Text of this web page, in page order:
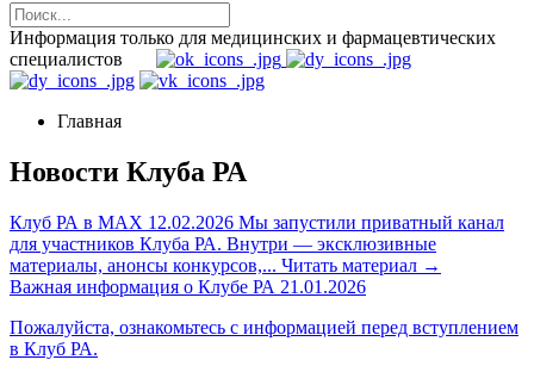
Информация только для медицинских и фармацевтических
специалистов
Главная
Новости Клуба РА
Клуб РА в MAX 12.02.2026 Мы запустили приватный канал
для участников Клуба РА. Внутри — эксклюзивные
материалы, анонсы конкурсов,... Читать материал →
Важная информация о Клубе РА 21.01.2026
Пожалуйста, ознакомьтесь с информацией перед вступлением
в Клуб РА.